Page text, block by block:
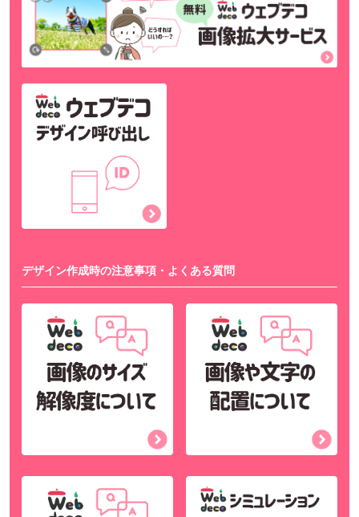
デザイン作成時の注意事項・よくある質問